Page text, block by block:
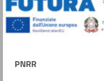
PNRR